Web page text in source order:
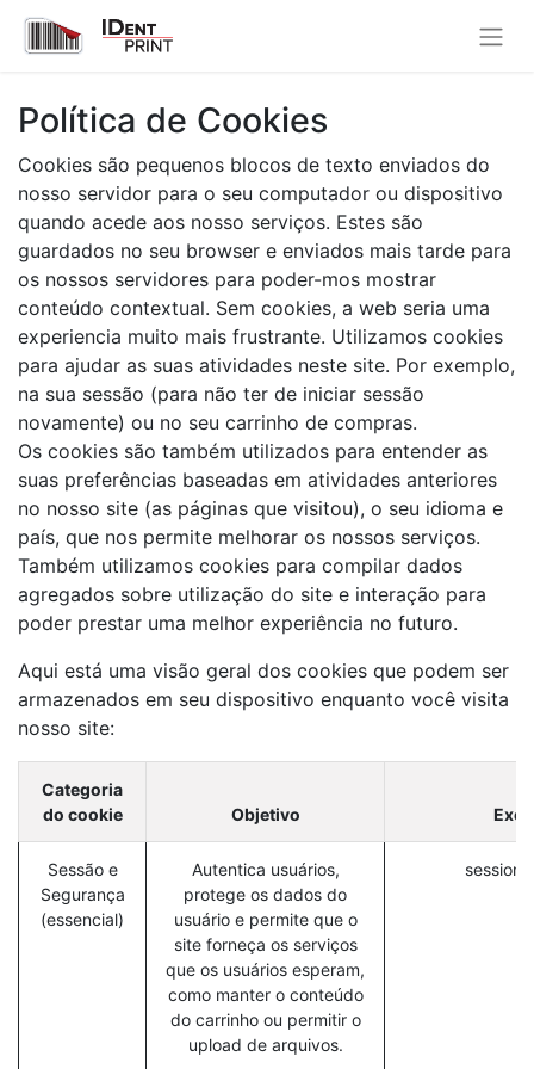
Política de Cookies
Cookies são pequenos blocos de texto enviados do
nosso servidor para o seu computador ou dispositivo
quando acede aos nosso serviços. Estes são
guardados no seu browser e enviados mais tarde para
os nossos servidores para poder-mos mostrar
conteúdo contextual. Sem cookies, a web seria uma
experiencia muito mais frustrante. Utilizamos cookies
para ajudar as suas atividades neste site. Por exemplo,
na sua sessão (para não ter de iniciar sessão
novamente) ou no seu carrinho de compras.
Os cookies são também utilizados para entender as
suas preferências baseadas em atividades anteriores
no nosso site (as páginas que visitou), o seu idioma e
país, que nos permite melhorar os nossos serviços.
Também utilizamos cookies para compilar dados
agregados sobre utilização do site e interação para
poder prestar uma melhor experiência no futuro.
Aqui está uma visão geral dos cookies que podem ser
armazenados em seu dispositivo enquanto você visita
nosso site:
Categoria
do cookie
Objetivo
Sessão e
Segurança
(essencial)
Autentica usuários,
protege os dados do
usuário e permite que o
site forneça os serviços
que os usuários esperam,
como manter o conteúdo
do carrinho ou permitir o
upload de arquivos.